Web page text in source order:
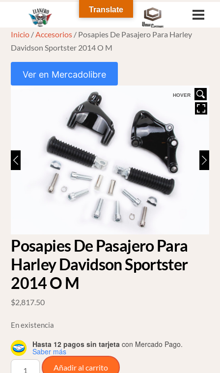
content
Inicio /Accesorios / Posapies De Pasajero Para Harley
Davidson Sportster 2014 O M
Ver en Mercadolibre
HOVER
Posapies De Pasajero Para
Harley Davidson Sportster
2014 O M
$2,817.50
En existencia
Hasta 12 pagos sin tarjeta con Mercado Pago.
Saber más
Posapies
Añadir al carrito
Translate